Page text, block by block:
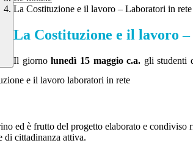
La Costituzione e il lavoro – Laboratori in rete
La Costituzione e il lavoro
Il giornolunedì 15 maggio c.a. gli studenti
ed è frutto del progetto elaborato e condiviso
di cittadinanza attiva.